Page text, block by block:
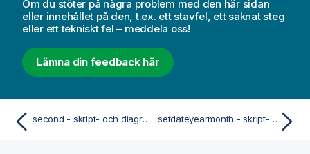
Om du stöter på några problem med den här sidan
eller innehållet på den, t.ex. ett stavfel, ett saknat steg
eller ett tekniskt fel – meddela oss!
Lämna din feedback här
second - skript- och diagramfunktion setdateyearmonth - skript- och diagramfunktion